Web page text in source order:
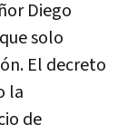
Diego
solo
El decreto
la
de